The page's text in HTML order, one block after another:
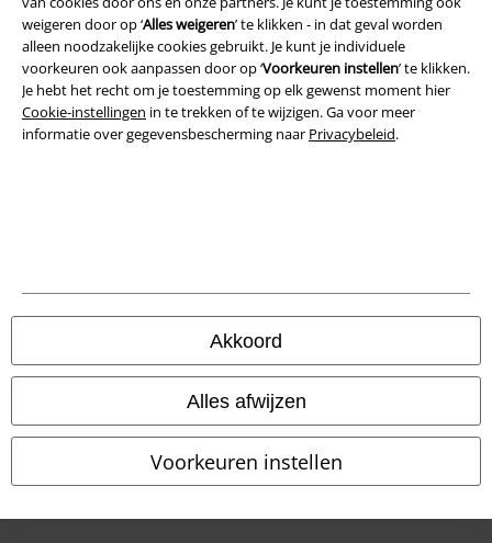
weigeren door op ‘Alles weigeren’ te klikken - in dat geval worden
alleen noodzakelijke cookies gebruikt. Je kunt je individuele
voorkeuren ook aanpassen door op ‘Voorkeuren instellen’ te klikken.
Je hebt het recht om je toestemming op elk gewenst moment hier
Cookie-instellingen in te trekken of te wijzigen. Ga voor meer
informatie over gegevensbescherming naar Privacybeleid.
Akkoord
Alles afwijzen
Voorkeuren instellen
Bedrijfsgegevens
Privacyverklaring
Verklaring van conformiteit
© 1986-2026 Large Popmerchandising BV
Onze online shops